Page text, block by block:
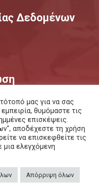
Δεδομένων
Reserved. / Powered by
μας για να σας
θυμόμαστε τις
επισκέψεις.
αποδέχεστε τη χρήση
να επισκεφθείτε τις
ελεγχόμενη
Απόρριψη όλων